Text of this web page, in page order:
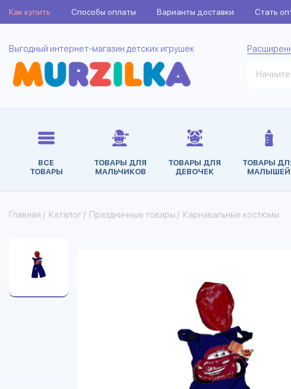
Как купить Способы оплаты Варианты доставки Стать
Выгодный интернет-магазин детских игрушек
ВСЕ
ТОВАРЫ
ТОВАРЫ ДЛЯ
МАЛЬЧИКОВ
ТОВАРЫ ДЛЯ
ДЕВОЧЕК
ТОВАРЫ
МАЛЫШЕЙ
Главная / Каталог / Праздничные товары / Карнавальные костюмы